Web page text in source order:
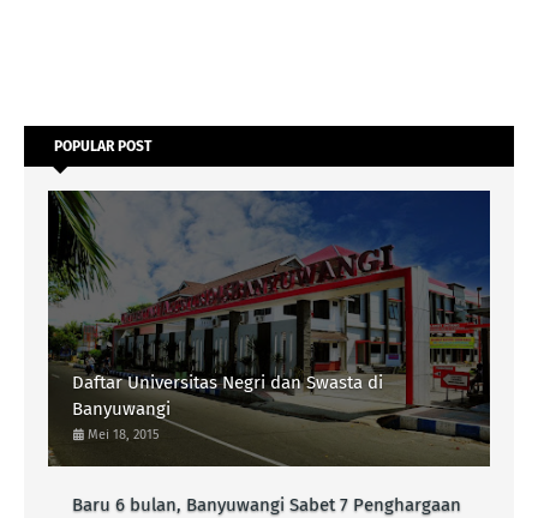
POPULAR POST
Daftar Universitas Negri dan Swasta di
Banyuwangi
Mei 18, 2015
Baru 6 bulan, Banyuwangi Sabet 7 Penghargaan